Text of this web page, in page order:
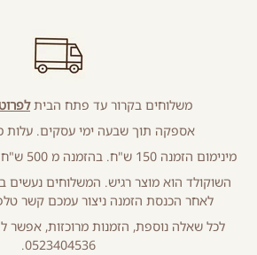
משלוחים בקרור עד פתח הבית
אספקה תוך שבעה ימי עסקים. עלות משלוח
מינימום הזמנה 150 ש"ח. בהזמנה מ 500 ש"ח ומעלה אין דמי משלוח.
השוקולד הוא מוצר רגיש. המשלוחים נעשים
לאחר הכנסת הזמנה ניצור עמכם קשר
לכל שאלה נוספת, הזמנות מרוכזות, אפשר
0523404536.